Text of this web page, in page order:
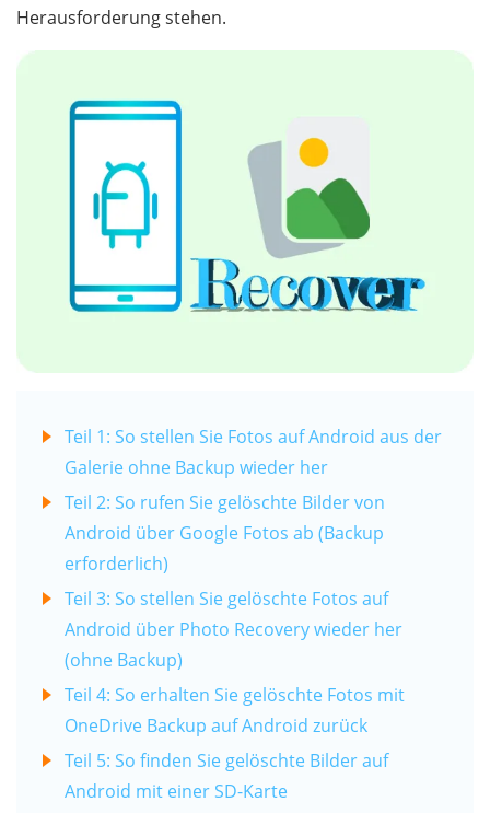
Herausforderung stehen.
Teil 1: So stellen Sie Fotos auf Android aus der
Galerie ohne Backup wieder her
Teil 2: So rufen Sie gelöschte Bilder von
Android über Google Fotos ab (Backup
erforderlich)
Teil 3: So stellen Sie gelöschte Fotos auf
Android über Photo Recovery wieder her
(ohne Backup)
Teil 4: So erhalten Sie gelöschte Fotos mit
OneDrive Backup auf Android zurück
Teil 5: So finden Sie gelöschte Bilder auf
Android mit einer SD-Karte